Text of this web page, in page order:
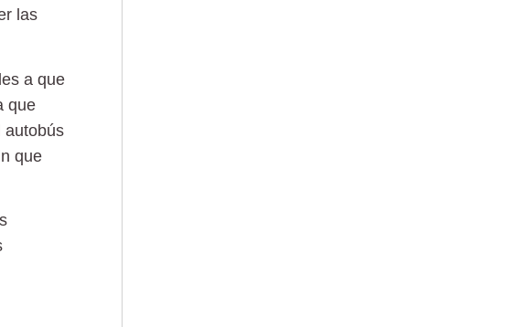
las
a que
que
autobús
que